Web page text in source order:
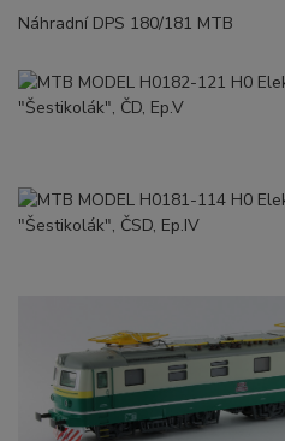
Náhradní DPS 180/181 MTB